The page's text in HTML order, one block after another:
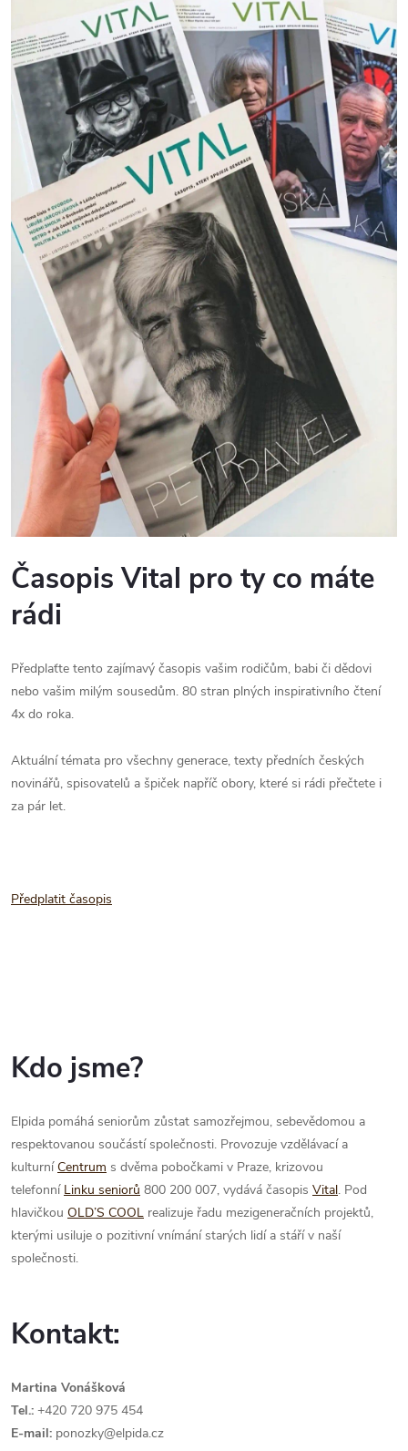
Časopis Vital pro ty co máte
rádi
Předplaťte tento zajímavý časopis vašim rodičům, babi či dědovi
nebo vašim milým sousedům. 80 stran plných inspirativního čtení
4x do roka.
Aktuální témata pro všechny generace, texty předních českých
novinářů, spisovatelů a špiček napříč obory, které si rádi přečtete i
za pár let.
Předplatit časopis
Kdo jsme?
Elpida pomáhá seniorům zůstat samozřejmou, sebevědomou a
respektovanou součástí společnosti. Provozuje vzdělávací a
kulturníCentrum s dvěma pobočkami v Praze, krizovou
telefonní Linku seniorů 800 200 007, vydává časopis Vital. Pod
hlavičkou OLD’S COOL realizuje řadu mezigeneračních projektů,
kterými usiluje o pozitivní vnímání starých lidí a stáří v naší
společnosti.
Kontakt:
Martina Vonášková
Tel.: +420 720 975 454
E-mail: ponozky@elpida.cz